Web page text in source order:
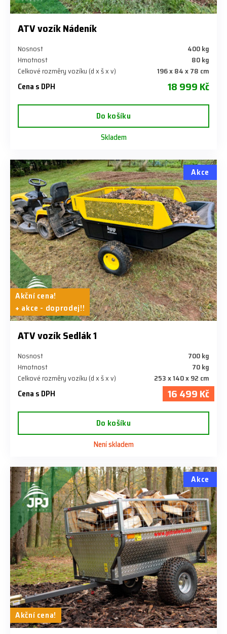
ATV vozík Nádeník
Nosnost
400 kg
Hmotnost
80 kg
Celkové rozměry vozíku (d x š x v)
196 x 84 x 78 cm
Cena s DPH 18 999 Kč
Do košíku
Skladem
Akce
Akční cena!
+ akce - doprodej!!
ATV vozík Sedlák 1
Nosnost
700 kg
Hmotnost
70 kg
Celkové rozměry vozíku (d x š x v)
253 x 140 x 92 cm
Cena s DPH 16 499 Kč
Do košíku
Není skladem
Akce
Akční cena!